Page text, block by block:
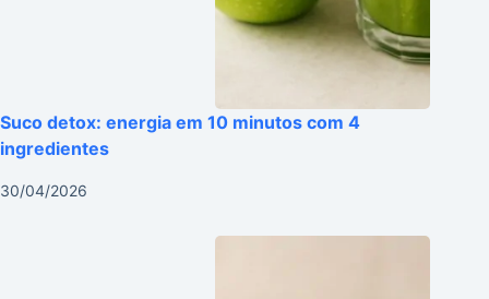
Suco detox: energia em 10 minutos com 4
ingredientes
30/04/2026